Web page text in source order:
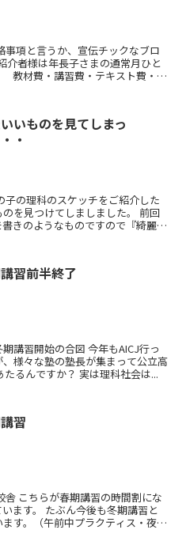
教材費・講習費・テキスト費・シ
いものを見てしまっ
・
見つけてしましました。 前回
きのようなものですので『綺麗
習前半終了
様々な塾の塾長が集まって公立高
校入試の予想を立てています。 あたるんですか？ 実は理科社会は...
習
冬期講習と
す。（午前中プラクティス・夜は